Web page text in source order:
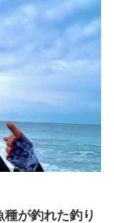
が釣れた釣り